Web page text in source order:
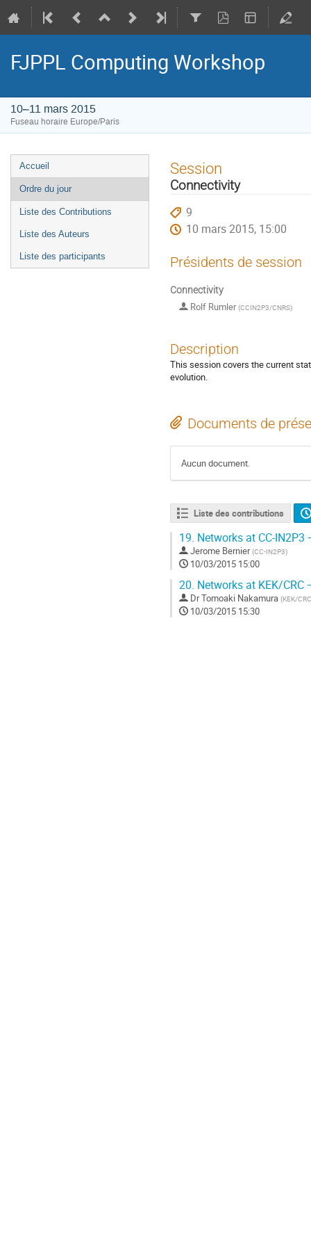
FJPPL Computing Workshop
10–11 mars 2015
Fuseau horaire Europe/Paris
Menu
de
l'événement
Accueil
Ordre du jour
Liste des Contributions
Liste des Auteurs
Liste des participants
Session
Connectivity
9
10 mars 2015, 15:00
Présidents de session
Connectivity
Rolf Rumler(CCIN2P3/CNRS)
Description
This session covers the current
evolution.
Documents de
Aucun document.
Liste des contributions
19. Networks at CC-
Jerome Bernier (CC-IN2P3)
10/03/2015 15:00
20. Networks at KEK/
DrTomoaki Nakamura (KEK/CRC
10/03/2015 15:30